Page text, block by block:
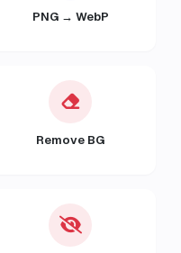
PNG → WebP
Remove BG